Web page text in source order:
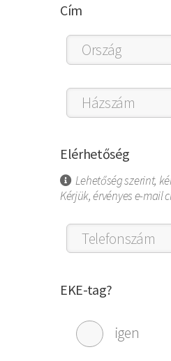
Cím
Elérhetőség
Lehetőség szerint,
Kérjük, érvényes e-mail
EKE-tag?
igen